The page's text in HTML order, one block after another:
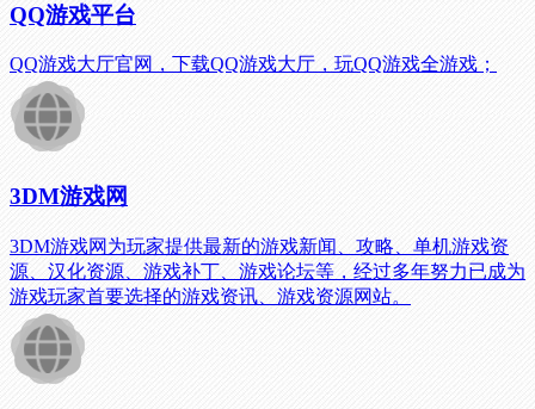
QQ游戏平台
QQ游戏大厅官网，下载QQ游戏大厅，玩QQ游戏全游戏；
3DM游戏网
3DM游戏网为玩家提供最新的游戏新闻、攻略、单机游戏资
源、汉化资源、游戏补丁、游戏论坛等，经过多年努力已成为
游戏玩家首要选择的游戏资讯、游戏资源网站。